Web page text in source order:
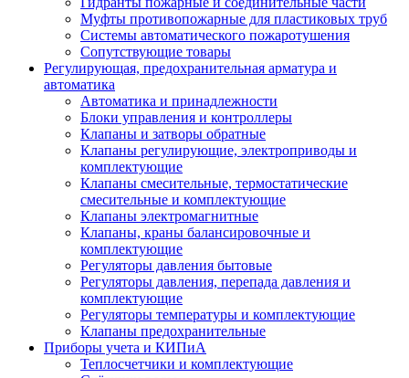
Муфты противопожарные для пластиковых труб
Системы автоматического пожаротушения
Сопутствующие товары
Регулирующая, предохранительная арматура и
автоматика
Автоматика и принадлежности
Блоки управления и контроллеры
Клапаны и затворы обратные
Клапаны регулирующие, электроприводы и
комплектующие
Клапаны смесительные, термостатические
смесительные и комплектующие
Клапаны электромагнитные
Клапаны, краны балансировочные и
комплектующие
Регуляторы давления бытовые
Регуляторы давления, перепада давления и
комплектующие
Регуляторы температуры и комплектующие
Клапаны предохранительные
Приборы учета и КИПиА
Теплосчетчики и комплектующие